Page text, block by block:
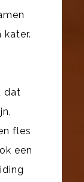
kater.
dat
fles
een